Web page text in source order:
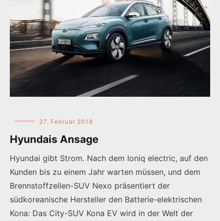
27. Februar 2018
Hyundais Ansage
Hyundai gibt Strom. Nach dem Ioniq electric, auf den
Kunden bis zu einem Jahr warten müssen, und dem
Brennstoffzellen-SUV Nexo präsentiert der
südkoreanische Hersteller den Batterie-elektrischen
Kona: Das City-SUV Kona EV wird in der Welt der